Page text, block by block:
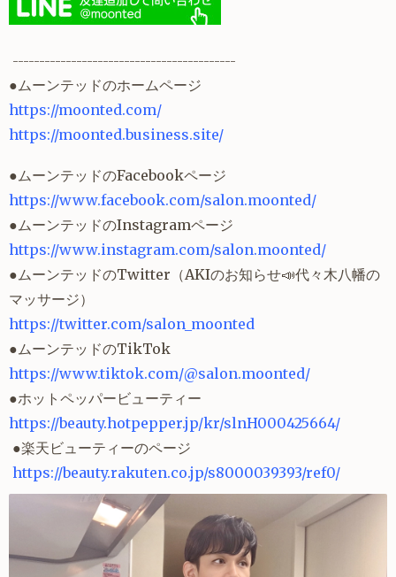
------------------------------------------
●ムーンテッドのホームページ
https://moonted.com/
https://moonted.business.site/
●ムーンテッドのFacebookページ
https://www.facebook.com/salon.moonted/
●ムーンテッドのInstagramページ
https://www.instagram.com/salon.moonted/
●ムーンテッドのTwitter（AKIのお知らせ📣代々木八幡の
マッサージ）
https://twitter.com/salon_moonted
●ムーンテッドのTikTok
https://www.tiktok.com/@salon.moonted/
●ホットペッパービューティー
https://beauty.hotpepper.jp/kr/slnH000425664/
●楽天ビューティーのページ
https://beauty.rakuten.co.jp/s8000039393/ref0/